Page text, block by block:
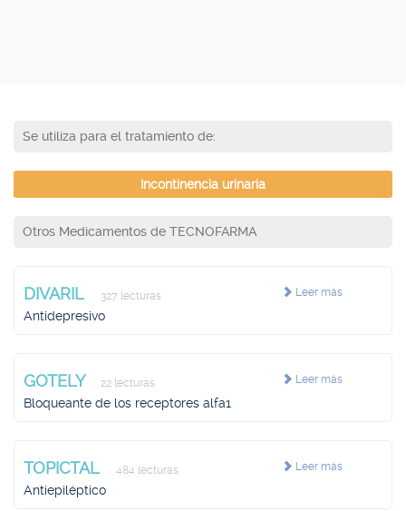
Se utiliza para el tratamiento de:
Incontinencia urinaria
Otros Medicamentos de TECNOFARMA
Leer más
DIVARIL 327 lecturas
Antidepresivo
Leer más
GOTELY 22 lecturas
Bloqueante de los receptores alfa1
Leer más
TOPICTAL 484 lecturas
Antiepiléptico